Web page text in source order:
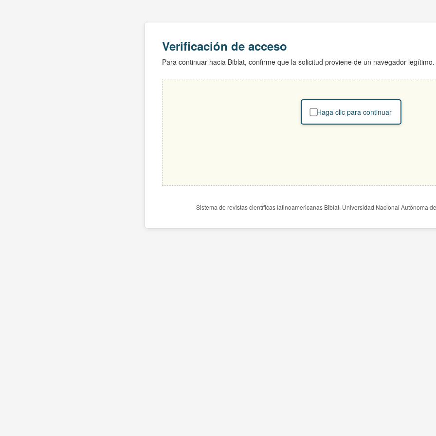
Verificación de acceso
Para continuar hacia Biblat, confirme que la solicitud proviene de un navegador legítimo.
Haga clic para continuar
Sistema de revistas científicas latinoamericanas Biblat. Universidad Nacional Autónoma